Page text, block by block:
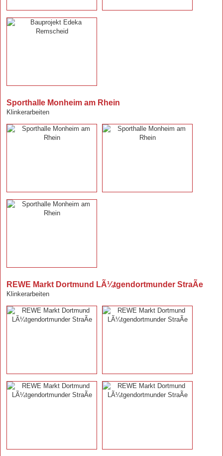
Sporthalle Monheim am Rhein
Klinkerarbeiten
REWE Markt Dortmund LÃ¼tgendortmunder StraÃe
Klinkerarbeiten